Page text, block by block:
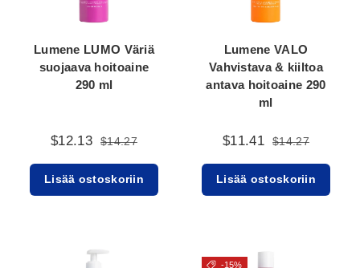
Lumene LUMO Väriä
suojaava hoitoaine
290 ml
$12.13 $14.27
Lisää ostoskoriin
Lumene VALO
Vahvistava & kiiltoa
antava hoitoaine 290
ml
$11.41 $14.27
Lisää ostoskoriin
-15%